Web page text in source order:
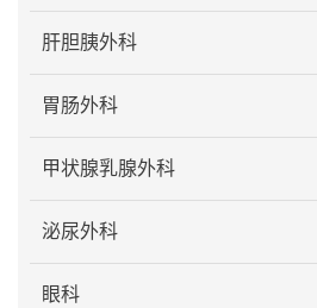
肝胆胰外科
胃肠外科
甲状腺乳腺外科
泌尿外科
眼科